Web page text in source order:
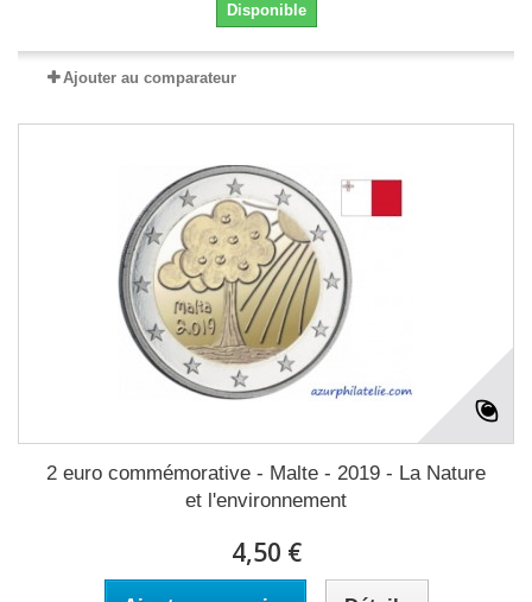
Disponible
Ajouter au comparateur
2 euro commémorative - Malte - 2019 - La Nature
et l'environnement
4,50 €